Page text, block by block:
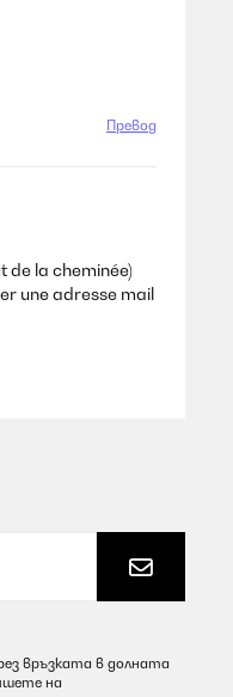
Превод
de la cheminée)
une adresse mail
връзката в долната
на